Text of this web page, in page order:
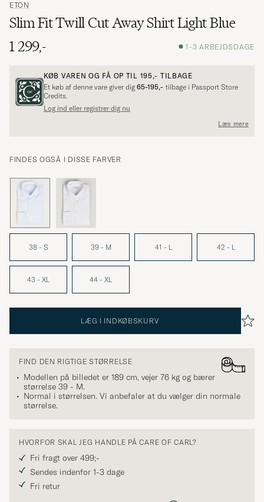
ETON
Slim Fit Twill Cut Away Shirt Light Blue
1 299,-
1-3 ARBEJDSDAGE
KØB VAREN OG FÅ OP TIL 195,- TILBAGE
Et køb af denne vare giver dig 65-195,- tilbage i Passport Store
Credits.
Log ind eller registrer dig nu
Læs mere
FINDES OGSÅ I DISSE FARVER
38 - S 39 - M 41 - L 42 - L
43 - XL 44 - XL
LÆG I INDKØBSKURV
FIND DEN RIGTIGE STØRRELSE
Modellen på billedet er 189 cm, vejer 76 kg og bærer
størrelse 39 - M.
Normal i størrelsen. Vi anbefaler at du vælger din normale
størrelse.
HVORFOR SKAL JEG HANDLE PÅ CARE OF CARL?
Fri fragt over 499;-
Sendes indenfor 1-3 dage
Fri retur